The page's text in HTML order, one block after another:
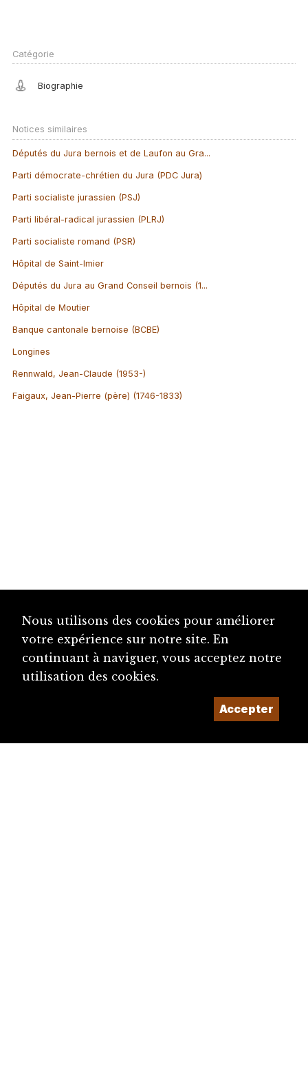
Catégorie
Biographie
Notices similaires
Députés du Jura bernois et de Laufon au Gra...
Parti démocrate-chrétien du Jura (PDC Jura)
Parti socialiste jurassien (PSJ)
Parti libéral-radical jurassien (PLRJ)
Parti socialiste romand (PSR)
Hôpital de Saint-Imier
Députés du Jura au Grand Conseil bernois (1...
Hôpital de Moutier
Banque cantonale bernoise (BCBE)
Longines
Rennwald, Jean-Claude (1953-)
Faigaux, Jean-Pierre (père) (1746-1833)
Nous utilisons des cookies pour améliorer
votre expérience sur notre site. En
continuant à naviguer, vous acceptez notre
utilisation des cookies.
Accepter